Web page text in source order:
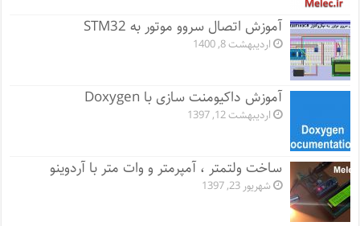
آموزش اتصال سروو موتور به STM32
اردیبهشت 8, 1400
آموزش داکیومنت سازی با Doxygen
اردیبهشت 12, 1397
ساخت ولتمتر ، آمپرمتر و وات متر با آردوینو
شهریور 23, 1397